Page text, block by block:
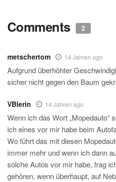
Comments 2
metschertom 14 Jahren ago
Aufgrund überhöhter
sicher nicht gegen den Baum
VBlerin 14 Jahren ago
Wenn ich das Wort „Mopedauto“
ich eines vor mir habe beim
Wo führt das mit diesen
immer mehr und wenn ich dann
solche Autos vor mir habe, frag
gehören, wenn überhaupt, auf